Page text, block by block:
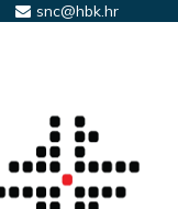
snc@hbk.hr